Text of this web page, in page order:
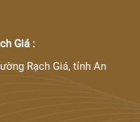
Giá :
Rạch Giá, tỉnh An